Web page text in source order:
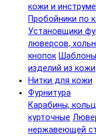
кожи и
Пробойники по
Установщики
люверсов,
кнопок
изделий из кожи
Нитки для кожи
Фурнитура
Карабины,
курточные
нержавеющей